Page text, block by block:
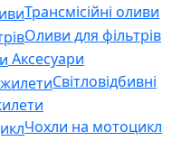
Трансмісійні оливи
Оливи для фільтрів
Аксесуари
Світловідбивні
Чохли на мотоцикл